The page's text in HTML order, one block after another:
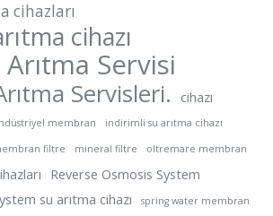
cihazları
cihazı
Servisi
Servisleri. cihazı
membran indirimli su arıtma cihazı
filtre mineral filtre oltremare membran
Reverse Osmosis System
su arıtma cihazı
spring water membran